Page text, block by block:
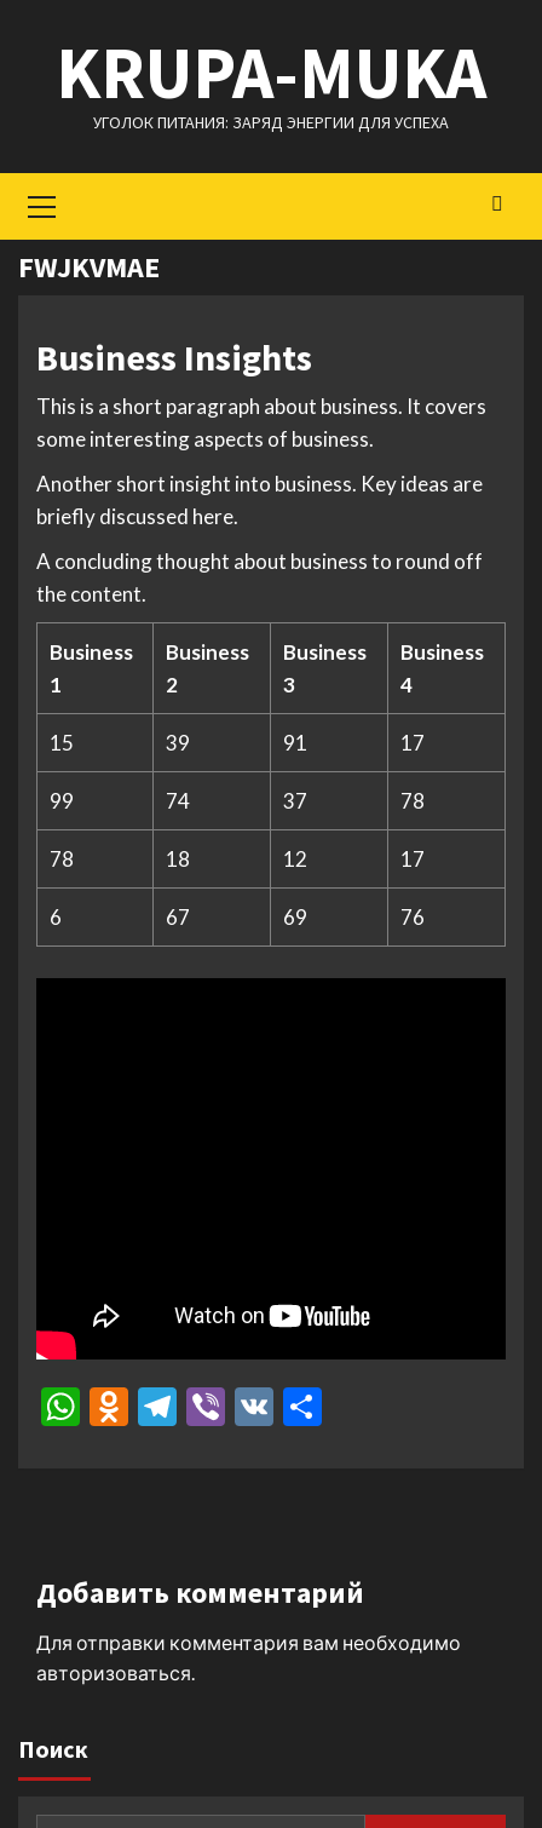
содержимому
KRUPA-MUKA
УГОЛОК ПИТАНИЯ: ЗАРЯД ЭНЕРГИИ ДЛЯ УСПЕХА
меню
FWJKVMAE
Business Insights
This is a short paragraph about business. It covers
some interesting aspects of business.
Another short insight into business. Key ideas are
briefly discussed here.
A concluding thought about business to round off
the content.
Business
1
Business
2
Business
3
Business
4
15 39 91 17
99 74 37 78
78 18 12 17
6 67 69 76
WhatsApp
Odnoklassniki
Telegram
Viber
VK
Добавить комментарий
Для отправки комментария вам необходимо
авторизоваться
Поиск